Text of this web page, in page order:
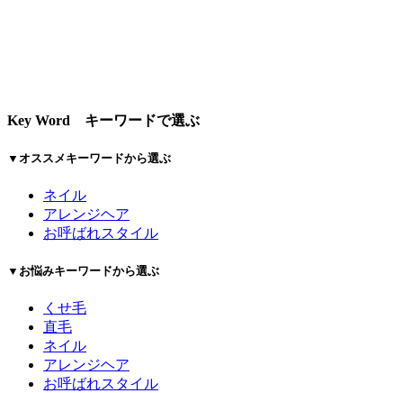
Key Word キーワードで選ぶ
▼オススメキーワードから選ぶ
ネイル
アレンジヘア
お呼ばれスタイル
▼お悩みキーワードから選ぶ
くせ毛
直毛
ネイル
アレンジヘア
お呼ばれスタイル